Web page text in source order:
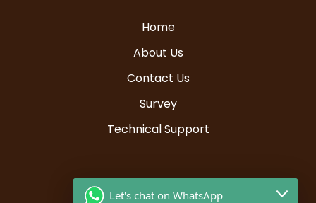
Home
About Us
Contact Us
Survey
Technical Support
Resources
Let's chat on WhatsApp